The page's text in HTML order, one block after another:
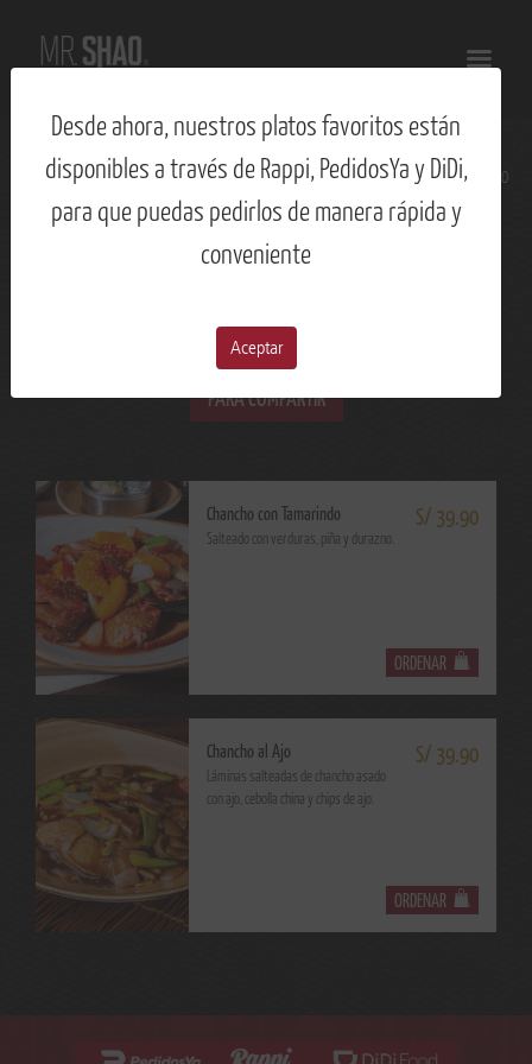
Desde ahora, nuestros platos favoritos están
disponibles a través de Rappi, PedidosYa y DiDi,
para que puedas pedirlos de manera rápida y
conveniente
Aceptar
Volver Comienza tu orden aquí / CHANCHO
CHANCHO
猪肉
PARA COMPARTIR
Chancho con Tamarindo
Salteado con verduras, piña y durazno.
S/ 39.90
ORDENAR
Chancho al Ajo
Láminas salteadas de chancho asado
con ajo, cebolla china y chips de ajo.
S/ 39.90
ORDENAR